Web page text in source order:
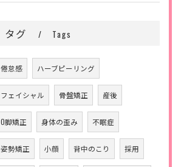
タグ Tags
倦怠感 ハーブピーリング
フェイシャル 骨盤矯正 産後
O脚矯正 身体の歪み 不眠症
姿勢矯正 小顔 背中のこり 採用